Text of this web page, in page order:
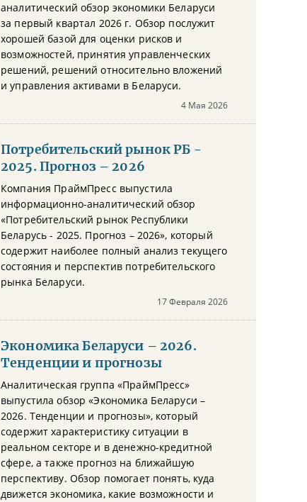
аналитический обзор экономики Беларуси
за первый квартал 2026 г. Обзор послужит
хорошей базой для оценки рисков и
возможностей, принятия управленческих
решений, решений относительно вложений
и управления активами в Беларуси.
4 Мая 2026
Потребительский рынок РБ -
2025. Прогноз – 2026
Компания ПраймПресс выпустила
информационно-аналитический обзор
«Потребительский рынок Республики
Беларусь - 2025. Прогноз – 2026», который
содержит наиболее полный анализ текущего
состояния и перспектив потребительского
рынка Беларуси.
17 Февраля 2026
Экономика Беларуси – 2026.
Тенденции и прогнозы
Аналитическая группа «ПраймПресс»
выпустила обзор «Экономика Беларуси –
2026. Тенденции и прогнозы», который
содержит характеристику ситуации в
реальном секторе и в денежно-кредитной
сфере, а также прогноз на ближайшую
перспективу. Обзор помогает понять, куда
движется экономика, какие возможности и